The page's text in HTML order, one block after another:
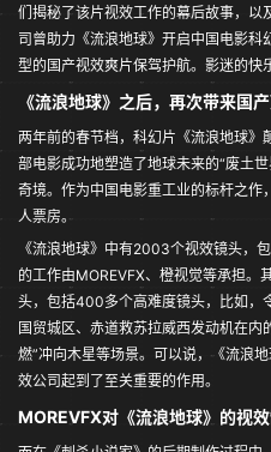
们揭秘了该片视效工作的幕后故事，
司曾助力《流浪地球》开启中国电影
型的国产视效爽片保驾护航。影迷的快
《流浪地球》之后，再次带来国
两年前的春节档，科幻片《流浪地球
部电影成功地塑造了地球未来的“废土
奇境。作为中国电影重工业的标杆之
人票房。
《流浪地球》中有2003个视效镜头，
的工作由MOREVFX、橙视觉等承担
头，包括400多个高难度镜头，比如，
国贸城区、赤道救苏拉威西发动机在
燃”冲向木星等场景。可以说，《流浪
效公司起到了至关重要的作用。
MOREVFX对《流浪地球》的视